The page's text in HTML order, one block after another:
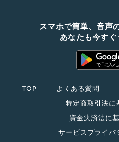
スマホで簡単、音声
あなたも今す
TOP よくある質問
特定商取引法に
資金決済法に
サービスプライバ